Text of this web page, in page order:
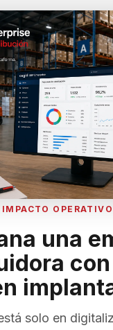
IMPACTO OPERATIVO
una
con
solo en